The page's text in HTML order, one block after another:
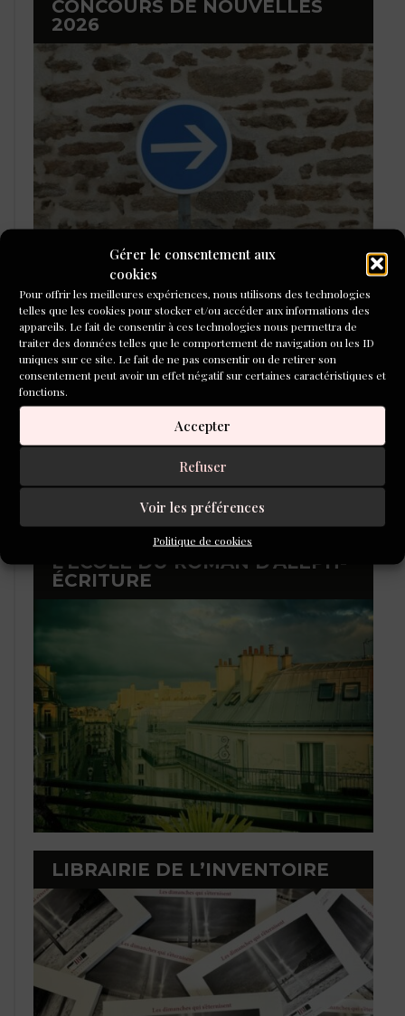
Gérer le consentement aux
cookies
Pour offrir les meilleures expériences, nous utilisons des technologies
telles que les cookies pour stocker et/ou accéder aux informations des
appareils. Le fait de consentir à ces technologies nous permettra de
traiter des données telles que le comportement de navigation ou les ID
uniques sur ce site. Le fait de ne pas consentir ou de retirer son
consentement peut avoir un effet négatif sur certaines caractéristiques et
fonctions.
Accepter
Refuser
Voir les préférences
Politique de cookies
CONCOURS DE NOUVELLES
2026
LAURÉATS DU CONCOURS DE
POÉSIE 2026
L'ÉCOLE DU ROMAN D'ALEPH-
ÉCRITURE
LIBRAIRIE DE L’INVENTOIRE